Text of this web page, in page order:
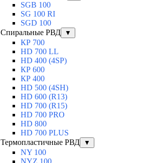
SGB 100
SG 100 RI
SGD 100
Спиральные РВД
▼
КР 700
HD 700 LL
HD 400 (4SP)
КР 600
КР 400
HD 500 (4SН)
HD 600 (R13)
HD 700 (R15)
HD 700 PRO
HD 800
HD 700 PLUS
Термопластичные РВД
▼
NY 100